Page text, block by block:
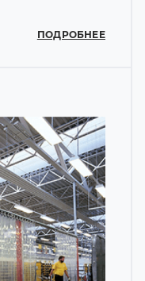
ПОДРОБНЕЕ